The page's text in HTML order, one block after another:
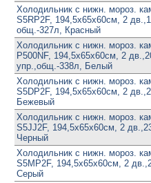
Холодильник с нижн. мороз.
S5RP2F, 194,5х65х60см, 2
общ.-327л, Красный
Холодильник с нижн. мороз.
P500NF, 194,5х65х60см, 2
упр.,общ.-338л, Белый
Холодильник с нижн. мороз.
S5DP2F, 194,5х65х60см, 2
Бежевый
Холодильник с нижн. мороз.
S5JJ2F, 194,5х65х60см, 2
Черный
Холодильник с нижн. мороз.
S5MP2F, 194,5х65х60см, 2
Серый